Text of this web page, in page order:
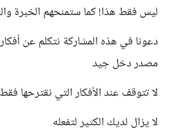
ليس فقط هذا! كما ستمنحهم الخبرة
دعونا في هذه المشاركة نتكلم عن
مصدر دخل جيد
لا تتوقف عند الأفكار التي نقترحها فقط
لا يزال لديك الكثير لتفعله